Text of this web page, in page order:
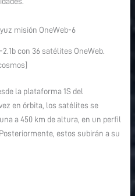
con 36 satélites OneWeb.
la plataforma 1S del
en órbita, los satélites se
a 450 km de altura, en un perfil
estos subirán a su